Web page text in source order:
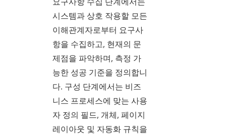
시스템과 상호 작용할 모든
이해관계자로부터 요구사
항을 수집하고, 현재의 문
제점을 파악하며, 측정 가
능한 성공 기준을 정의합니
다. 구성 단계에서는 비즈
니스 프로세스에 맞는 사용
자 정의 필드, 개체, 페이지
레이아웃 및 자동화 규칙을